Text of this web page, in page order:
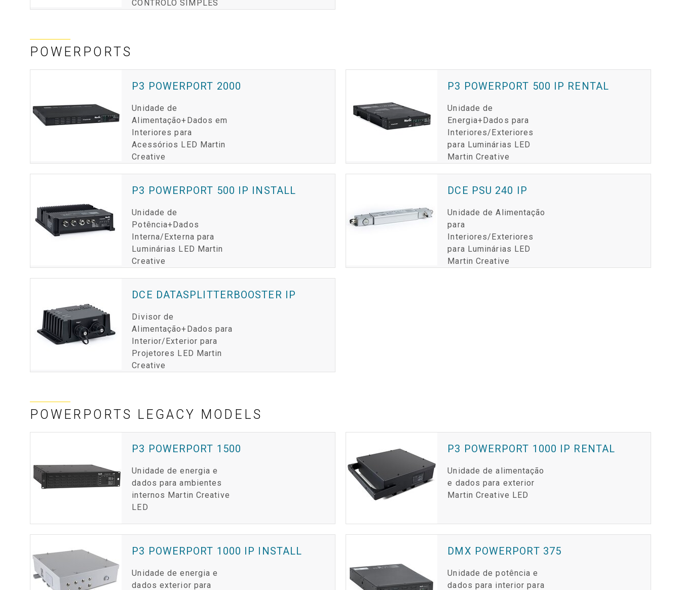
CONTROLO SIMPLES
POWERPORTS
P3 POWERPORT 2000
Unidade de
Alimentação+Dados em
Interiores para
Acessórios LED Martin
Creative
P3 POWERPORT 500 IP RENTAL
Unidade de
Energia+Dados para
Interiores/Exteriores
para Luminárias LED
Martin Creative
P3 POWERPORT 500 IP INSTALL
Unidade de
Potência+Dados
Interna/Externa para
Luminárias LED Martin
Creative
DCE PSU 240 IP
Unidade de Alimentação
para
Interiores/Exteriores
para Luminárias LED
Martin Creative
DCE DATASPLITTERBOOSTER IP
Divisor de
Alimentação+Dados para
Interior/Exterior para
Projetores LED Martin
Creative
POWERPORTS LEGACY MODELS
P3 POWERPORT 1500
Unidade de energia e
dados para ambientes
internos Martin Creative
LED
P3 POWERPORT 1000 IP RENTAL
Unidade de alimentação
e dados para exterior
Martin Creative LED
P3 POWERPORT 1000 IP INSTALL
Unidade de energia e
dados exterior para
DMX POWERPORT 375
Unidade de potência e
dados para interior para